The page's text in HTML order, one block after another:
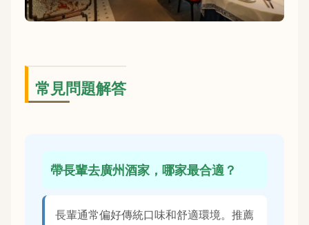
常見問題解答
帶長輩去廣州酒家，哪家最合適？
長輩通常偏好傳統口味和舒適環境。推薦